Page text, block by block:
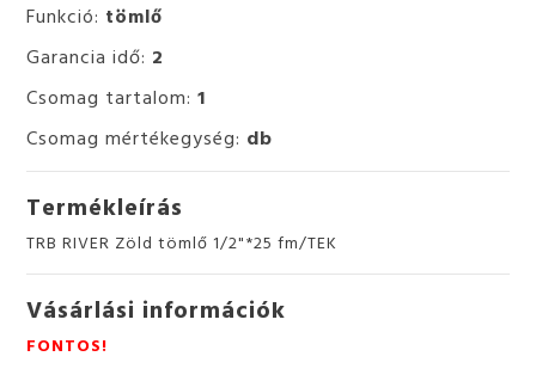
Funkció: tömlő
Garancia idő: 2
Csomag tartalom:1
Csomag mértékegység: db
Termékleírás
TRB RIVER Zöld tömlő 1/2"*25 fm/TEK
Vásárlási információk
FONTOS!